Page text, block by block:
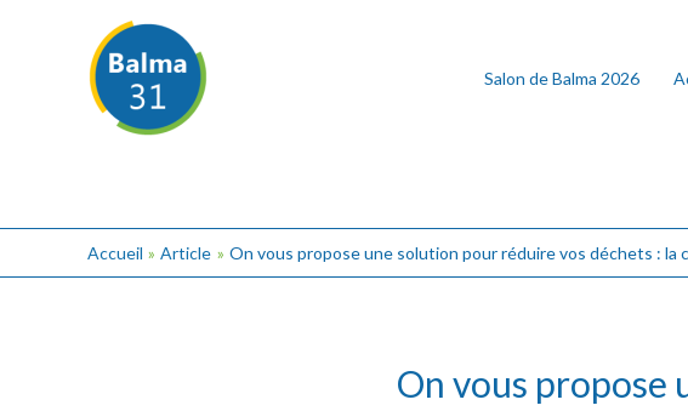
Salon de Balma 2026
Accueil Article On vous propose une solution pour réduire vos déchets : la
On vous propose